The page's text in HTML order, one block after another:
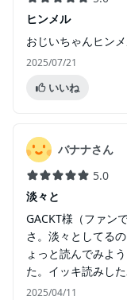
ヒンメル
おじいちゃんヒン
2025/07/21
いいね
バナナさん
5.0
淡々と
GACKT様（ファン
さ。淡々としてる
ょっと読んでみよ
た。イッキ読みした
2025/04/11